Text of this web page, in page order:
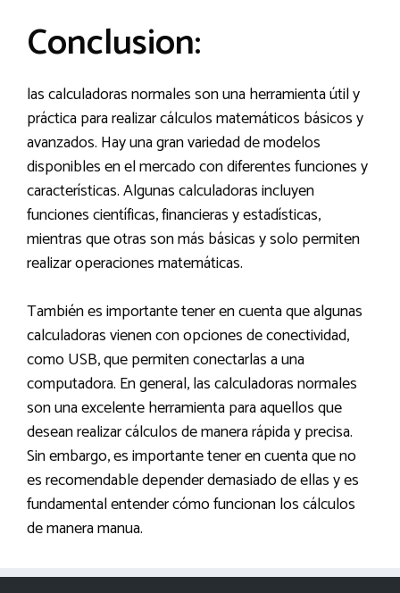
Conclusion:
las calculadoras normales son una herramienta útil y
práctica para realizar cálculos matemáticos básicos y
avanzados. Hay una gran variedad de modelos
disponibles en el mercado con diferentes funciones y
características. Algunas calculadoras incluyen
funciones científicas, financieras y estadísticas,
mientras que otras son más básicas y solo permiten
realizar operaciones matemáticas.
También es importante tener en cuenta que algunas
calculadoras vienen con opciones de conectividad,
como USB, que permiten conectarlas a una
computadora. En general, las calculadoras normales
son una excelente herramienta para aquellos que
desean realizar cálculos de manera rápida y precisa.
Sin embargo, es importante tener en cuenta que no
es recomendable depender demasiado de ellas y es
fundamental entender cómo funcionan los cálculos
de manera manua.